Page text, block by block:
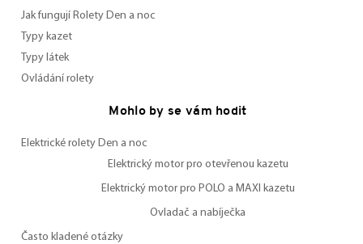
Jak fungují Rolety Den a noc
Typy kazet
Typy látek
Ovládání rolety
Mohlo by se vám hodit
Elektrické rolety Den a noc
Elektrický motor pro otevřenou kazetu
Elektrický motor pro POLO a MAXI kazetu
Ovladač a nabíječka
Často kladené otázky